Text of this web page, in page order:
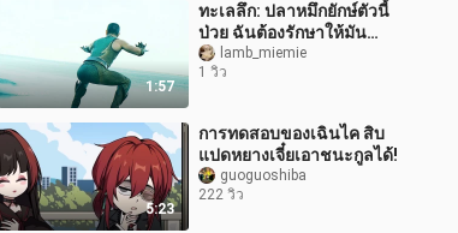
1:57
ทะเลลึก: ปลาหมึกยักษ์ตัวนี้
ป่วย ฉันต้องรักษาให้มัน
หน่อยlamb_miemie
1 วิว
5:23
การทดสอบของเฉินไค สิบ
แปดหยางเจี๋ยเอาชนะกูลได้!
guoguoshiba
222 วิว